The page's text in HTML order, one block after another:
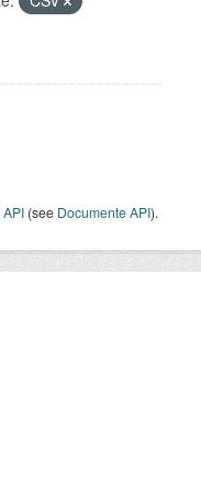
API (see Documente API).